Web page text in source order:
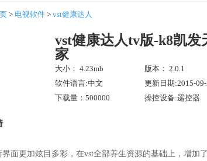
> 电视软件 > vst健康达人
vst健康达人tv版-k8凯发
家
大小： 4.23mb
版本： 2.0.1
软件语言:中文
更新日期:2015-
下载量：500000
操控设备:遥控器
界面更加炫目多彩，在vst全部养生资源的基础上，增加